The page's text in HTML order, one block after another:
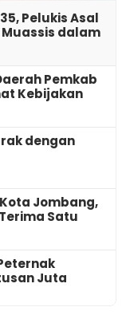
Pelukis Asal
dalam
Pemkab
Kebijakan
dengan
Jombang,
Satu
Juta